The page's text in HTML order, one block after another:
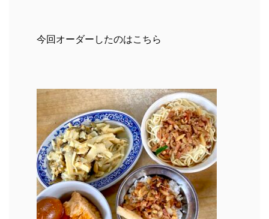
今回オーダーしたのはこちら